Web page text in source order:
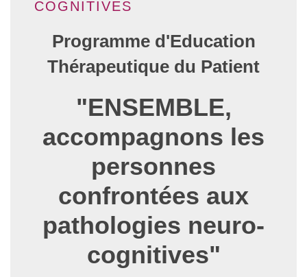
COGNITIVES
Programme d'Education
Thérapeutique du Patient
"ENSEMBLE,
accompagnons les
personnes
confrontées aux
pathologies neuro-
cognitives"